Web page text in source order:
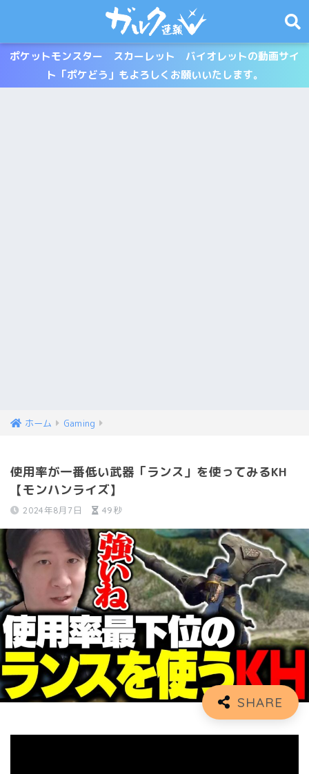
ポケットモンスター スカーレット バイオレットの動画サイ
ト「ポケどう」もよろしくお願いいたします。
ホーム Gaming
使用率が一番低い武器「ランス」を使ってみるKH
【モンハンライズ】
2024年8月7日 49秒